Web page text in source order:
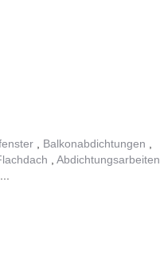
Balkonabdichtungen
Abdichtungsarbeiten